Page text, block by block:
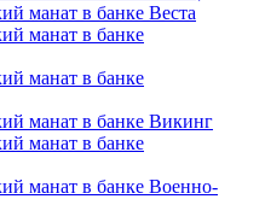
манат в банке Веста
манат в банке
манат в банке
манат в банке Викинг
манат в банке
манат в банке Военно-